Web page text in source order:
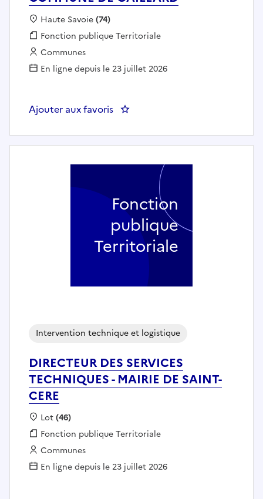
Localisation :
Haute Savoie(74)
Fonction publique :
Fonction publique Territoriale
Employeur :
Communes
En ligne depuis le 23 juillet 2026
Ajouter aux favoris : Agent d'entretien polyvalent -
DIRECTEUR DES SERVICES
TECHNIQUES - MAIRIE DE SAINT-
CERE
Intervention technique et logistique
Localisation :
Lot(46)
Fonction publique :
Fonction publique Territoriale
Employeur :
Communes
En ligne depuis le 23 juillet 2026
Fonction
publique
Territoriale